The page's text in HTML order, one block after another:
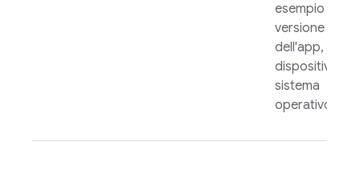
esempio
versione
dell'app,
dispositivo o
sistema
operativo.